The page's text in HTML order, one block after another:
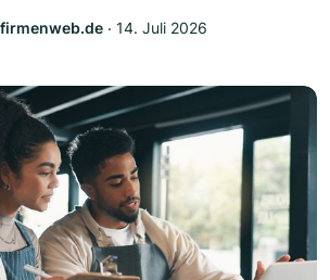
‧ 14. Juli 2026